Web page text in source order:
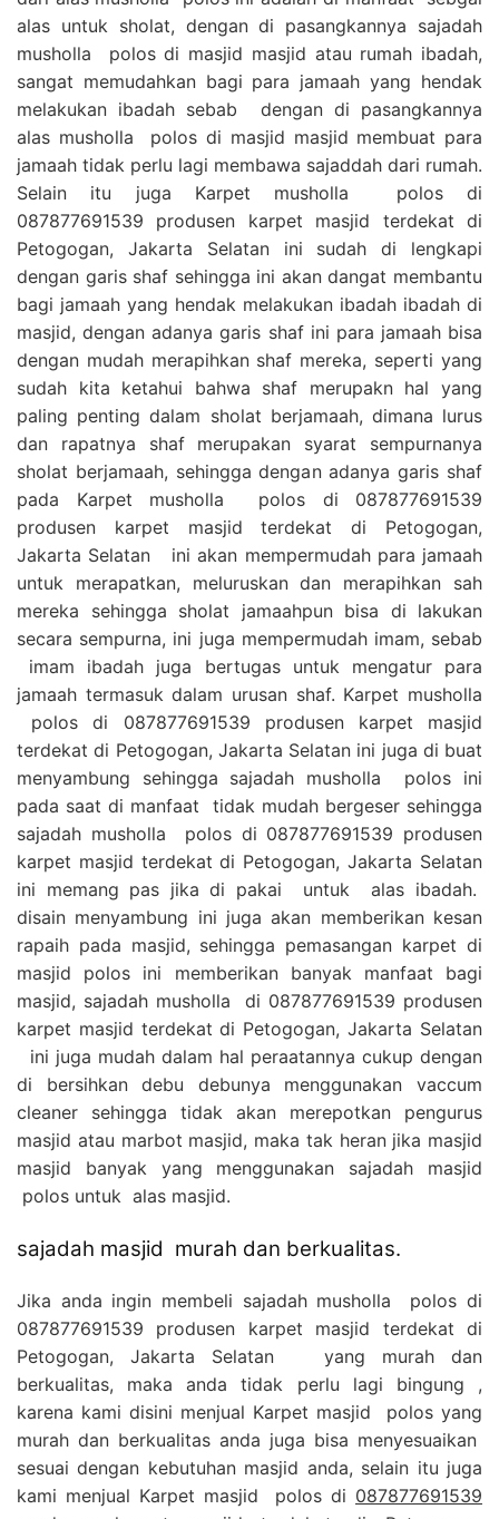
alas untuk sholat, dengan di pasangkannya sajadah
musholla polos di masjid masjid atau rumah ibadah,
sangat memudahkan bagi para jamaah yang hendak
melakukan ibadah sebab dengan di pasangkannya
alas musholla polos di masjid masjid membuat para
jamaah tidak perlu lagi membawa sajaddah dari rumah.
Selain itu juga Karpet musholla polos di
087877691539 produsen karpet masjid terdekat di
Petogogan, Jakarta Selatan ini sudah di lengkapi
dengan garis shaf sehingga ini akan dangat membantu
bagi jamaah yang hendak melakukan ibadah ibadah di
masjid, dengan adanya garis shaf ini para jamaah bisa
dengan mudah merapihkan shaf mereka, seperti yang
sudah kita ketahui bahwa shaf merupakn hal yang
paling penting dalam sholat berjamaah, dimana lurus
dan rapatnya shaf merupakan syarat sempurnanya
sholat berjamaah, sehingga dengan adanya garis shaf
pada Karpet musholla polos di 087877691539
produsen karpet masjid terdekat di Petogogan,
Jakarta Selatan ini akan mempermudah para jamaah
untuk merapatkan, meluruskan dan merapihkan sah
mereka sehingga sholat jamaahpun bisa di lakukan
secara sempurna, ini juga mempermudah imam, sebab
imam ibadah juga bertugas untuk mengatur para
jamaah termasuk dalam urusan shaf. Karpet musholla
polos di 087877691539 produsen karpet masjid
terdekat di Petogogan, Jakarta Selatan ini juga di buat
menyambung sehingga sajadah musholla polos ini
pada saat di manfaat tidak mudah bergeser sehingga
sajadah musholla polos di 087877691539 produsen
karpet masjid terdekat di Petogogan, Jakarta Selatan
ini memang pas jika di pakai untuk alas ibadah.
disain menyambung ini juga akan memberikan kesan
rapaih pada masjid, sehingga pemasangan karpet di
masjid polos ini memberikan banyak manfaat bagi
masjid, sajadah musholla di 087877691539 produsen
karpet masjid terdekat di Petogogan, Jakarta Selatan
ini juga mudah dalam hal peraatannya cukup dengan
di bersihkan debu debunya menggunakan vaccum
cleaner sehingga tidak akan merepotkan pengurus
masjid atau marbot masjid, maka tak heran jika masjid
masjid banyak yang menggunakan sajadah masjid
polos untuk alas masjid.
sajadah masjid murah dan berkualitas.
Jika anda ingin membeli sajadah musholla polos di
087877691539 produsen karpet masjid terdekat di
Petogogan, Jakarta Selatan yang murah dan
berkualitas, maka anda tidak perlu lagi bingung ,
karena kami disini menjual Karpet masjid polos yang
murah dan berkualitas anda juga bisa menyesuaikan
sesuai dengan kebutuhan masjid anda, selain itu juga
kami menjual Karpet masjid polos di 087877691539